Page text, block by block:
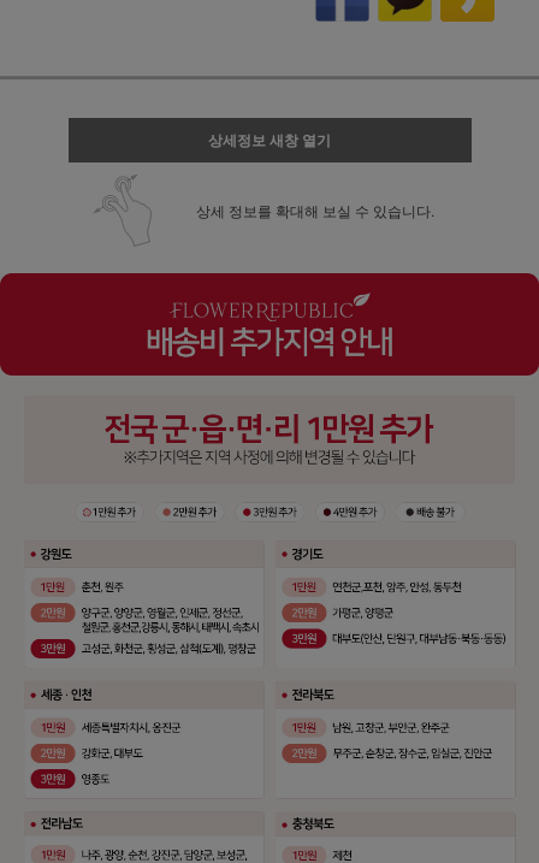
상세정보 새창 열기
상세 정보를 확대해 보실 수 있습니다.